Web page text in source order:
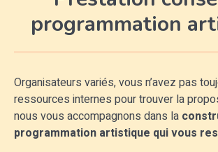
programmation
Organisateurs variés, vous n’avez pas
ressources internes pour trouver la
nous vous accompagnons dans la
programmation artistique qui vous